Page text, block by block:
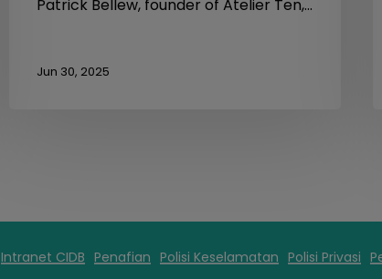
Patrick Bellew, founder of Atelier Ten,…
Jun 30, 2025
Intranet CIDB Penafian Polisi Keselamatan Polisi Privasi